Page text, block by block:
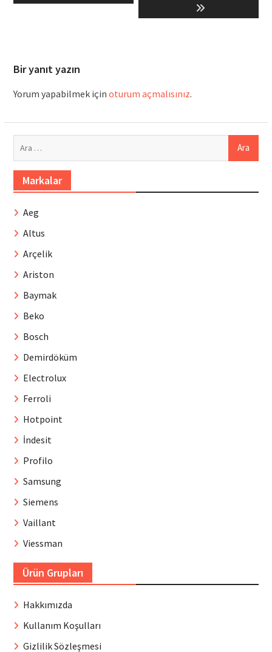
Bir yanıt yazın
Yorum yapabilmek için oturum açmalısınız.
Markalar
Aeg
Altus
Arçelik
Ariston
Baymak
Beko
Bosch
Demirdöküm
Electrolux
Ferroli
Hotpoint
İndesit
Profilo
Samsung
Siemens
Vaillant
Viessman
Ürün Grupları
Hakkımızda
Kullanım Koşulları
Gizlilik Sözleşmesi